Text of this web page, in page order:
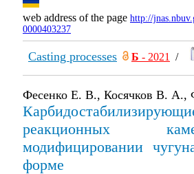
web address of the page http://
0000403237
Casting processes Б - 2021 /
Фесенко Е. В., Косячков В. А.,
реакционных
модифицировании
форме